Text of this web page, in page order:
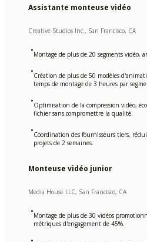
Assistante monteuse vidéo
Creative Studios Inc., San Francisco, CA
•Montage de plus de 20 segments vidéo,
•Création de plus de 50 modèles
temps de montage de 3 heures par
•Optimisation de la compression vidéo,
fichier sans compromettre la qualité.
•Coordination des fournisseurs tiers,
projets de 2 semaines.
Monteuse vidéo junior
Media House LLC, San Francisco, CA
•Montage de plus de 30 vidéos
métriques d'engagement de 45%.